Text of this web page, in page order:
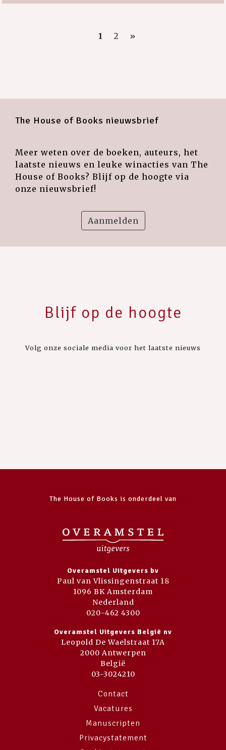
1 2 »
The House of Books nieuwsbrief
Meer weten over de boeken, auteurs, het
laatste nieuws en leuke winacties van The
House of Books? Blijf op de hoogte via
onze nieuwsbrief!
Aanmelden
Blijf op de hoogte
Volg onze sociale media voor het laatste nieuws
The House of Books is onderdeel van
Overamstel Uitgevers bv
Paul van Vlissingenstraat 18
1096 BK Amsterdam
Nederland
020-462 4300
Overamstel Uitgevers België nv
Leopold De Waelstraat 17A
2000 Antwerpen
België
03-3024210
Contact
Vacatures
Manuscripten
Privacystatement